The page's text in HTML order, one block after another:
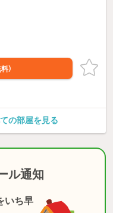
）
の部屋を見る
ル通知
いち早